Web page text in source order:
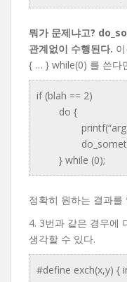
뭐가 문제냐고?
관계없이 수행된다.
{ … } while(0) 를 쓴다
if (blah == 2)
do {
printf(“arg is
} while (0);
정확히 원하는 결과를
4. 3번과 같은 경우에
생각할 수 있다.
#define exch(x,y) {